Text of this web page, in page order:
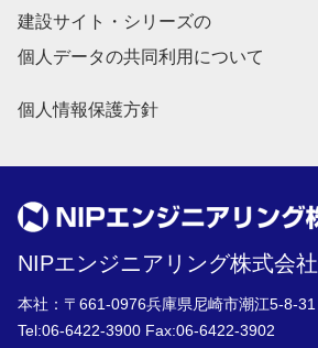
建設サイト・シリーズの
個人データの共同利用について
個人情報保護方針
NIPエンジニアリング株式会社
本社：〒661-0976兵庫県尼崎市潮江5-8-31
Tel:06-6422-3900 Fax:06-6422-3902